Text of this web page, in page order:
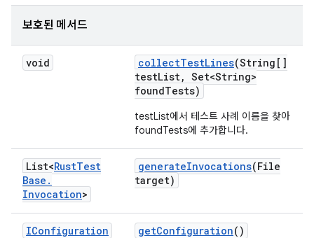
보호된 메서드
void collectTestLines(String[]
testList, Set<String>
foundTests)
testList에서 테스트 사례 이름을 찾아
foundTests에 추가합니다.
List<RustTest
Base .
Invocation>
generateInvocations(File
target)
IConfiguration getConfiguration()